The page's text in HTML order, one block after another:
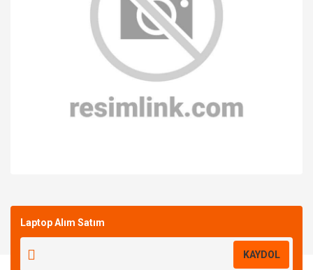
Laptop Alım Satım
KAYDOL